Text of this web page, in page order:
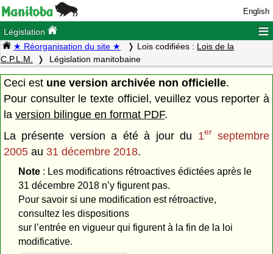
English
Législation ≡
★ Réorganisation du site ★ Lois codifiées : Lois de la
C.P.L.M.
Législation manitobaine
Ceci est une version archivée non officielle.
Pour consulter le texte officiel, veuillez vous reporter à
la version bilingue en format PDF.
La présente version a été à jour du 1er septembre
2005 au 31 décembre 2018.
Note: Les modifications rétroactives édictées après le
31 décembre 2018 n’y figurent pas.
Pour savoir si une modification est rétroactive,
consultez les dispositions
sur l’entrée en vigueur qui figurent à la fin de la loi
modificative.